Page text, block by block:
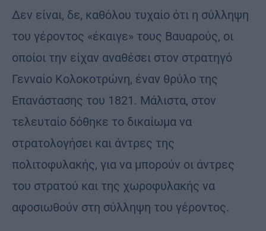
Δεν είναι, δε, καθόλου τυχαίο ότι η σύλληψη
του γέροντος «έκαιγε» τους Βαυαρούς, οι
οποίοι την είχαν αναθέσει στον στρατηγό
Γενναίο Κολοκοτρώνη, έναν θρύλο της
Επανάστασης του 1821. Μάλιστα, στον
τελευταίο δόθηκε το δικαίωμα να
στρατολογήσει και άντρες της
πολιτοφυλακής, για να μπορούν οι άντρες
του στρατού και της χωροφυλακής να
αφοσιωθούν στη σύλληψη του γέροντος.